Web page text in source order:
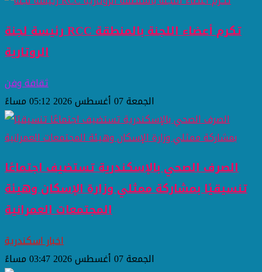
رئيسة لجنة RCC تكرم أعضاء اللجنة بالمنطقة
الروتارية
ثقافة وفن
الجمعة 07 أغسطس 2026 05:12 مساءً
الصرف الصحي بالإسكندرية تستضيف اجتماعًا
تنسيقيًا بمشاركة ممثلي وزارة الإسكان وهيئة
المجتمعات العمرانية
اخبار اسكندرية
الجمعة 07 أغسطس 2026 03:47 مساءً